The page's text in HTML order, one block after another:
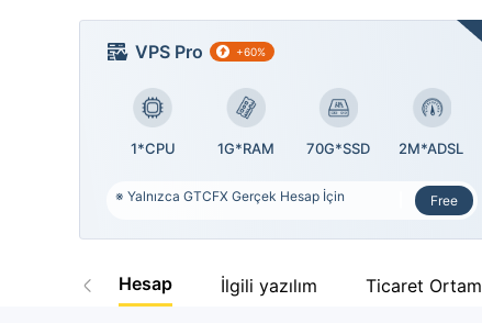
VPS Pro +60%
1*CPU 1G*RAM 70G*SSD 2M*ADSL
※ Yalnızca GTCFX Gerçek Hesap İçin Free
Hesap İlgili yazılım Ticaret